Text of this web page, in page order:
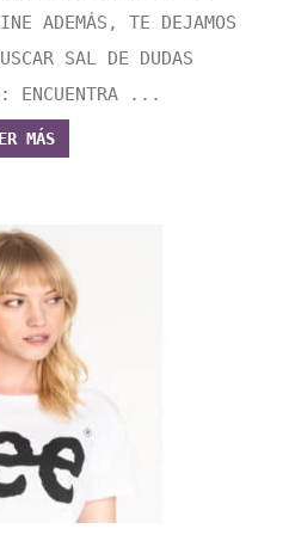
ADEMÁS, TE DEJAMOS
SAL DE DUDAS
ENCUENTRA ...
MÁS